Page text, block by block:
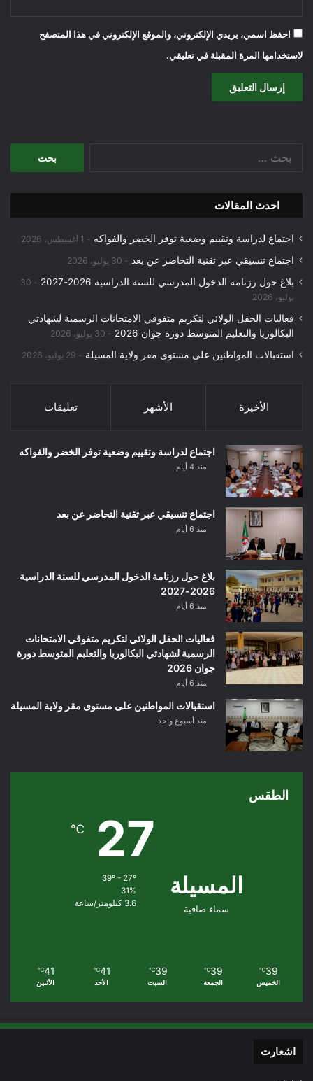
احفظ اسمي، بريدي الإلكتروني، والموقع الإلكتروني في هذا المتصفح
لاستخدامها المرة المقبلة في تعليقي.
احدث المقالات
اجتماع لدراسة وتقييم وضعية توفر الخضر والفواكه 1 أغسطس، 2026
اجتماع تنسيقي عبر تقنية التحاضر عن بعد 30 يوليو، 2026
بلاغ حول رزنامة الدخول المدرسي للسنة الدراسية 2026-2027
30
يوليو، 2026
فعاليات الحفل الولائي لتكريم متفوقي الامتحانات الرسمية لشهادتي
البكالوريا والتعليم المتوسط دورة جوان 2026
30 يوليو، 2026
استقبالات المواطنين على مستوى مقر ولاية المسيلة 29 يوليو، 2026
الأخيرة الأشهر تعليقات
اجتماع لدراسة وتقييم وضعية توفر الخضر والفواكه
منذ 4 أيام
اجتماع تنسيقي عبر تقنية التحاضر عن بعد
منذ 6 أيام
بلاغ حول رزنامة الدخول المدرسي للسنة الدراسية
2026-2027
منذ 6 أيام
فعاليات الحفل الولائي لتكريم متفوقي الامتحانات
الرسمية لشهادتي البكالوريا والتعليم المتوسط دورة
جوان 2026
منذ 6 أيام
استقبالات المواطنين على مستوى مقر ولاية المسيلة
منذ أسبوع واحد
الطقس
المسيلة
سماء صافية
27
℃
39º - 27º
31%
3.6 كيلومتر/ساعة
39
℃
الخميس
39
℃
الجمعة
39
℃
السبت
41
℃
الأحد
41
℃
الأثنين
اشعارت